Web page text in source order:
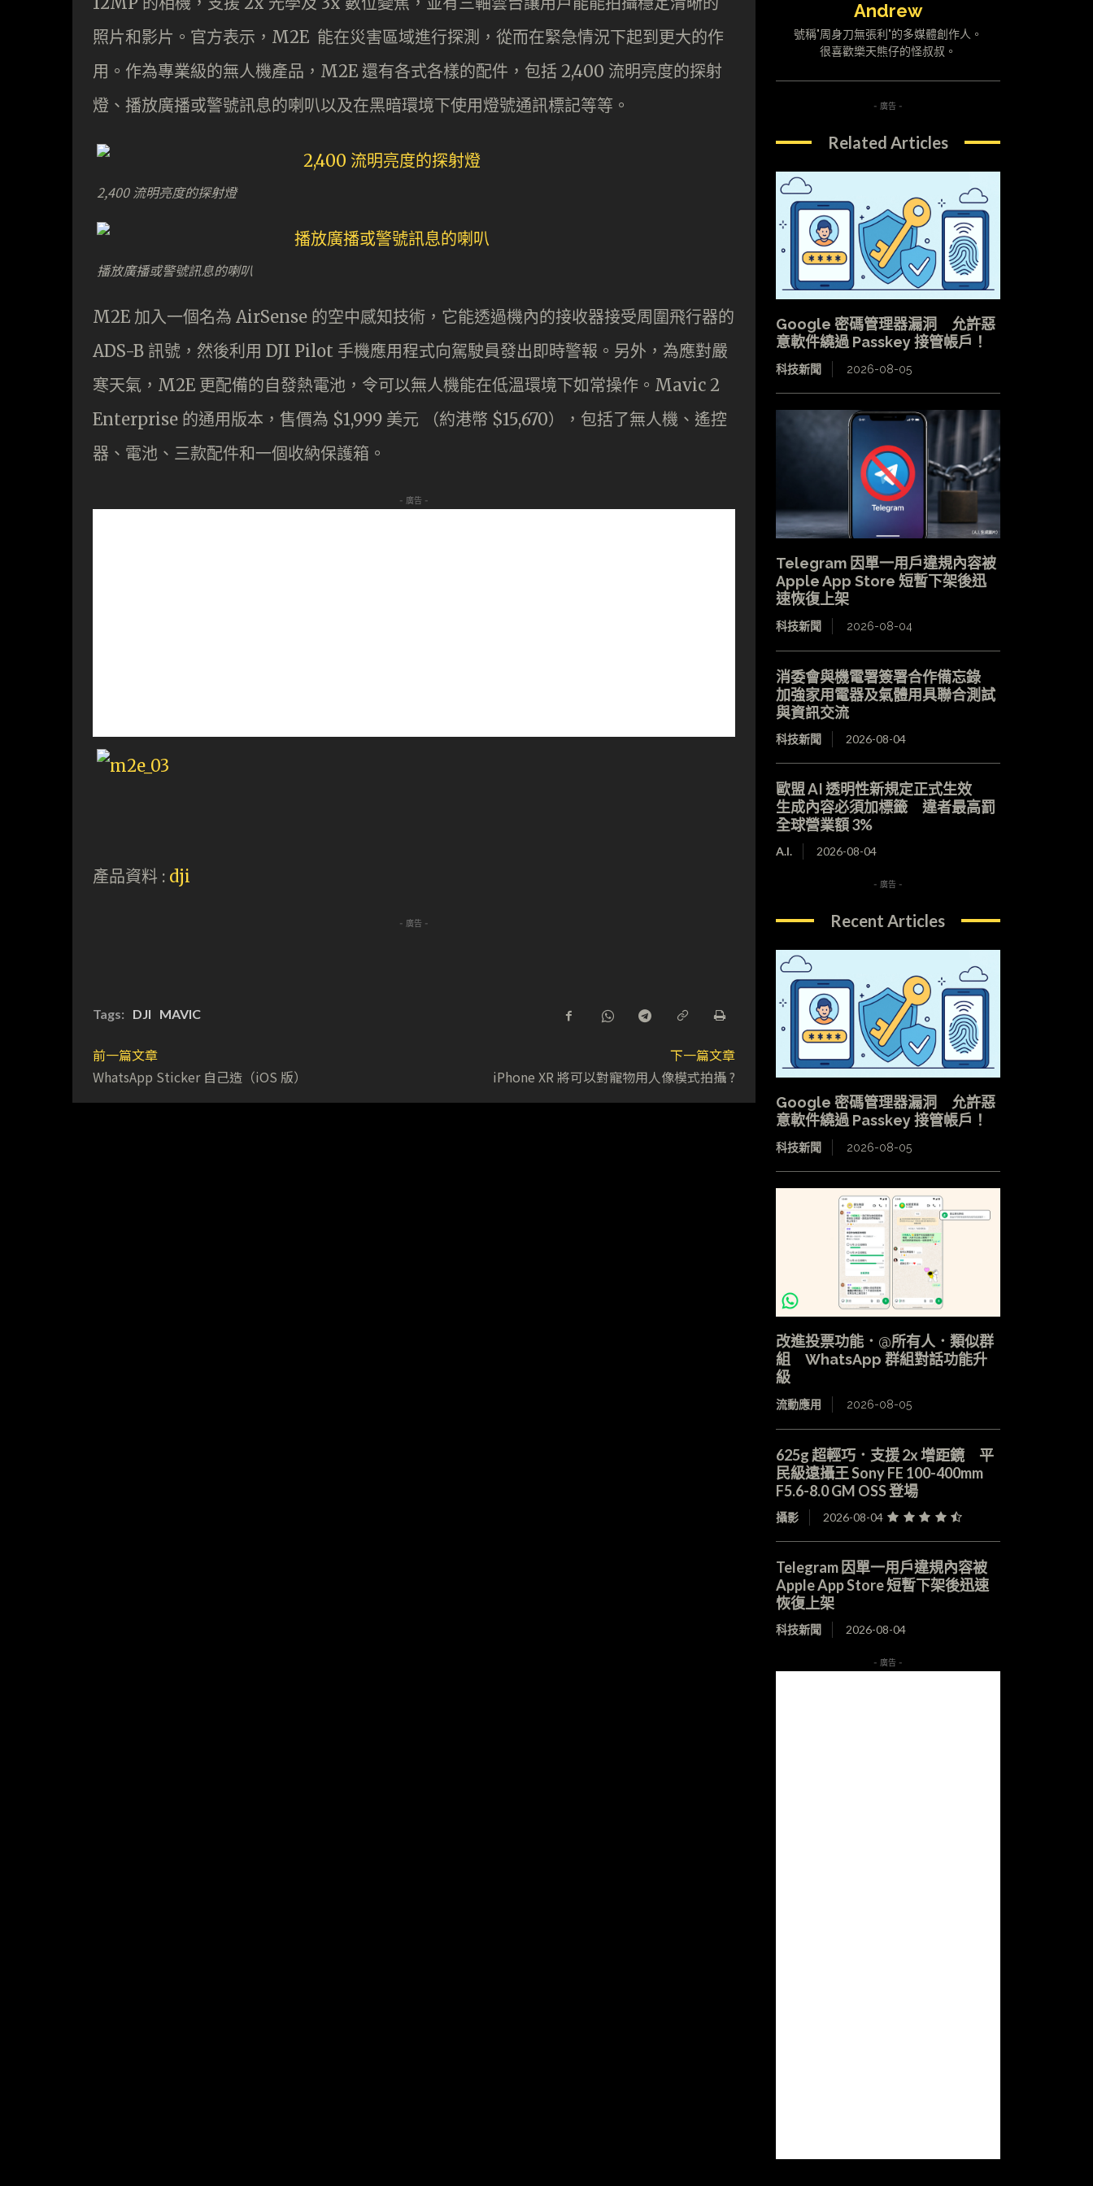
照片和影片。官方表示，M2E 能在災害區域進行探測，從而在緊急情況下起到更大的作
用。作為專業級的無人機產品，M2E 還有各式各樣的配件，包括 2,400 流明亮度的探射
燈、播放廣播或警號訊息的喇叭以及在黑暗環境下使用燈號通訊標記等等。
2,400 流明亮度的探射燈
播放廣播或警號訊息的喇叭
M2E 加入一個名為 AirSense 的空中感知技術，它能透過機內的接收器接受周圍飛行器的
ADS-B 訊號，然後利用 DJI Pilot 手機應用程式向駕駛員發出即時警報。另外，為應對嚴
寒天氣，M2E 更配備的自發熱電池，令可以無人機能在低溫環境下如常操作。Mavic 2
Enterprise 的通用版本，售價為 $1,999 美元 （約港幣 $15,670），包括了無人機、遙控
器、電池、三款配件和一個收納保護箱。
- 廣告 -
產品資料 : dji
- 廣告 -
Tags: DJI MAVIC
前一篇文章
WhatsApp Sticker 自己造（iOS 版）
下一篇文章
iPhone XR 將可以對寵物用人像模式拍攝 ?
Andrew
號稱"周身刀無張利"的多媒體創作人。
很喜歡樂天熊仔的怪叔叔。
- 廣告 -
Related Articles
Google 密碼管理器漏洞 允許惡
意軟件繞過 Passkey 接管帳戶！
科技新聞 2026-08-05
Telegram 因單一用戶違規內容被
Apple App Store 短暫下架後迅
速恢復上架
科技新聞 2026-08-04
消委會與機電署簽署合作備忘錄
加強家用電器及氣體用具聯合測試
與資訊交流
科技新聞 2026-08-04
歐盟 AI 透明性新規定正式生效
生成內容必須加標籤 違者最高罰
全球營業額 3%
A.I. 2026-08-04
- 廣告 -
Recent Articles
Google 密碼管理器漏洞 允許惡
意軟件繞過 Passkey 接管帳戶！
科技新聞 2026-08-05
改進投票功能．@所有人．類似群
組 WhatsApp 群組對話功能升
級
流動應用 2026-08-05
625g 超輕巧．支援 2x 增距鏡 平
民級遠攝王 Sony FE 100-400mm
F5.6-8.0 GM OSS 登場
攝影 2026-08-04
Telegram 因單一用戶違規內容被
Apple App Store 短暫下架後迅速
恢復上架
科技新聞 2026-08-04
- 廣告 -